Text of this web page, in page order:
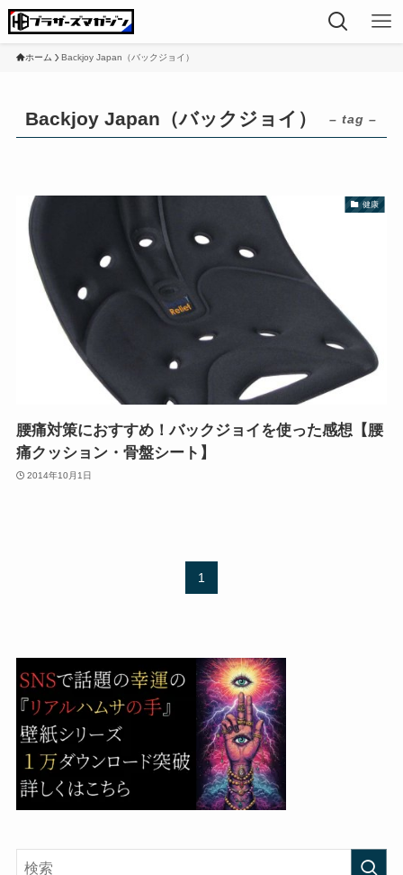
ホーム Backjoy Japan（バックジョイ）
Backjoy Japan（バックジョイ） – tag –
健康
腰痛対策におすすめ！バックジョイを使った感想【腰
痛クッション・骨盤シート】
2014年10月1日
1